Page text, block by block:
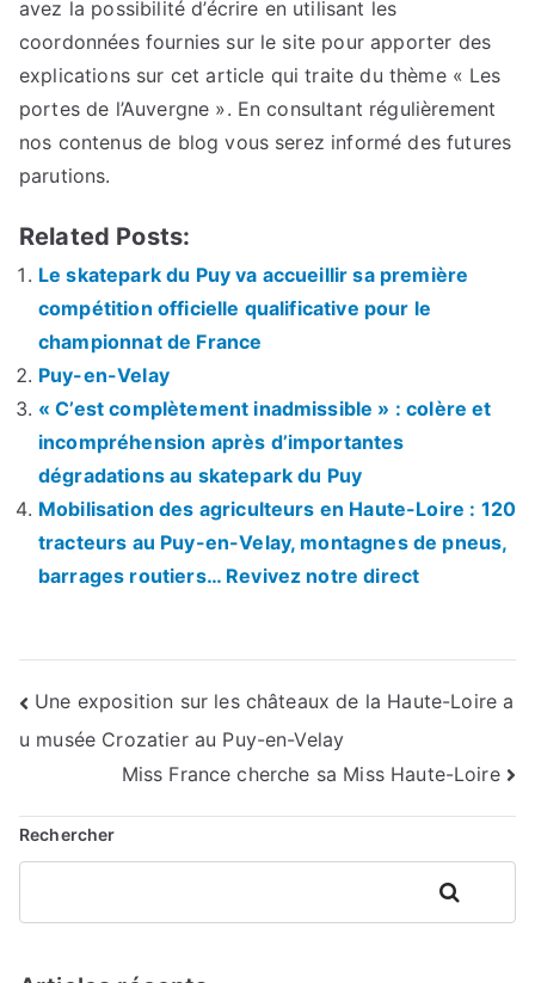
avez la possibilité d’écrire en utilisant les
coordonnées fournies sur le site pour apporter des
explications sur cet article qui traite du thème « Les
portes de l’Auvergne ». En consultant régulièrement
nos contenus de blog vous serez informé des futures
parutions.
Related Posts:
Le skatepark du Puy va accueillir sa première
compétition officielle qualificative pour le
championnat de France
Puy-en-Velay
« C’est complètement inadmissible » : colère et
incompréhension après d’importantes
dégradations au skatepark du Puy
Mobilisation des agriculteurs en Haute-Loire : 120
tracteurs au Puy-en-Velay, montagnes de pneus,
barrages routiers… Revivez notre direct
Navigation
de
l’article
Une exposition sur les châteaux de la Haute-Loire a
u musée Crozatier au Puy-en-Velay
Miss France cherche sa Miss Haute-Loire
Rechercher
Rechercher